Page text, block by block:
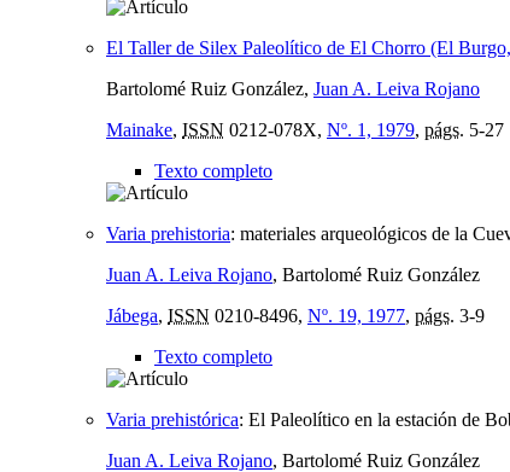
El Taller de Silex Paleolítico de El Chorro (El
Bartolomé Ruiz González, Juan A. Leiva Rojano
Mainake, ISSN 0212-078X, Nº. 1, 1979, págs. 5-27
Texto completo
Varia prehistoria: materiales arqueológicos de la
Juan A. Leiva Rojano, Bartolomé Ruiz González
Jábega, ISSN 0210-8496, Nº. 19, 1977, págs. 3-9
Texto completo
Varia prehistórica: El Paleolítico en la estación de
Juan A. Leiva Rojano, Bartolomé Ruiz González